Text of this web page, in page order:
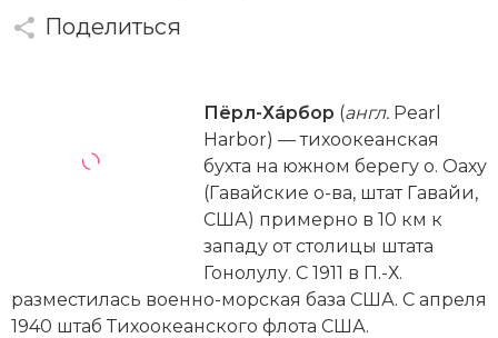
Археология
Византия
Генеалогия, геральдика
Государство и право
Античность
История Первобытного общества
История Средних веков
А … Я
Н О П Р С
Ф Ч Ш Щ Ы Э
Поделиться
Пёрл-Хáрбор (англ.Pearl
Harbor) — тихоокеанская
бухта на южном берегу о. Оаху
(Гавайские о-ва, штат Гавайи,
США) примерно в 10 км к
западу от столицы штата
Гонолулу. С 1911 в П.-Х.
разместилась военно-морская база США. С апреля
1940 штаб Тихоокеанского флота США.